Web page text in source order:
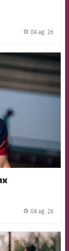
04 ag. 26
badge
04 ag. 26
badge